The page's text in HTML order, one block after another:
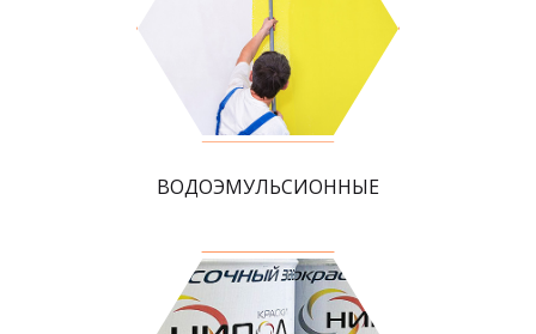
ВОДОЭМУЛЬСИОННЫЕ